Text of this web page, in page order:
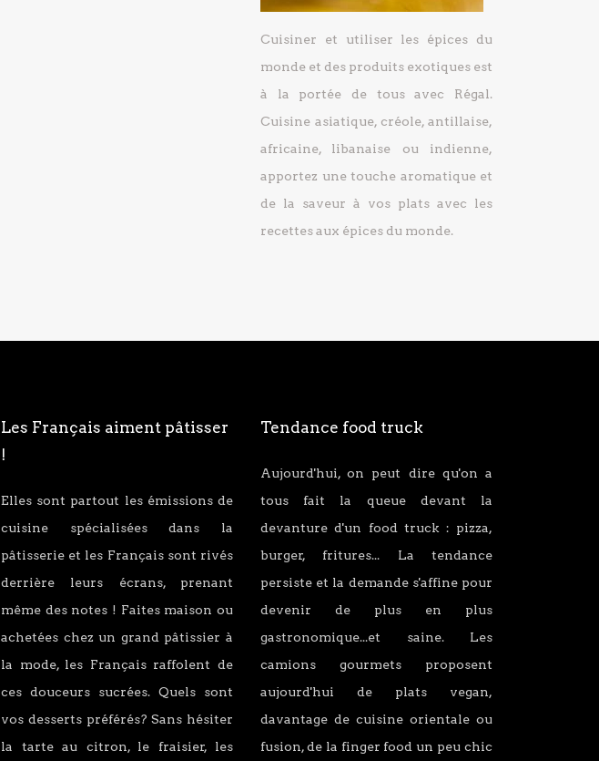
Cuisiner et utiliser les épices du
monde et des produits exotiques est
à la portée de tous avec Régal.
Cuisine asiatique, créole, antillaise,
africaine, libanaise ou indienne,
apportez une touche aromatique et
de la saveur à vos plats avec les
recettes aux épices du monde.
Les Français aiment pâtisser
!
Elles sont partout les émissions de
cuisine spécialisées dans la
pâtisserie et les Français sont rivés
derrière leurs écrans, prenant
même des notes ! Faites maison ou
achetées chez un grand pâtissier à
la mode, les Français raffolent de
ces douceurs sucrées. Quels sont
vos desserts préférés? Sans hésiter
la tarte au citron, le fraisier, les
Tendance food truck
Aujourd'hui, on peut dire qu'on a
tous fait la queue devant la
devanture d'un food truck : pizza,
burger, fritures... La tendance
persiste et la demande s'affine pour
devenir de plus en plus
gastronomique...et saine. Les
camions gourmets proposent
aujourd'hui de plats vegan,
davantage de cuisine orientale ou
fusion, de la finger food un peu chic